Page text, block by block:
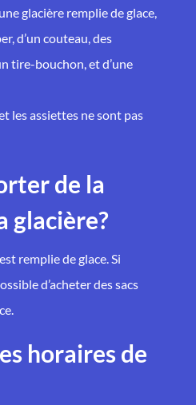
glacière remplie de glace,
d’un couteau, des
tire-bouchon, et d’une
les assiettes ne sont pas
de la
glacière?
remplie de glace. Si
d’acheter des sacs
horaires de